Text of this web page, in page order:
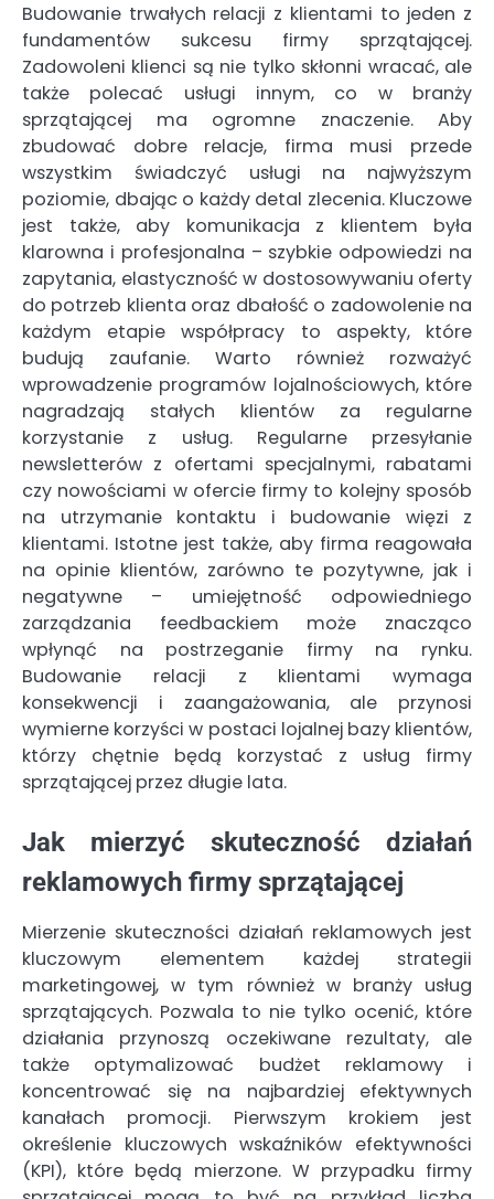
Budowanie trwałych relacji z klientami to jeden z
fundamentów sukcesu firmy sprzątającej.
Zadowoleni klienci są nie tylko skłonni wracać, ale
także polecać usługi innym, co w branży
sprzątającej ma ogromne znaczenie. Aby
zbudować dobre relacje, firma musi przede
wszystkim świadczyć usługi na najwyższym
poziomie, dbając o każdy detal zlecenia. Kluczowe
jest także, aby komunikacja z klientem była
klarowna i profesjonalna – szybkie odpowiedzi na
zapytania, elastyczność w dostosowywaniu oferty
do potrzeb klienta oraz dbałość o zadowolenie na
każdym etapie współpracy to aspekty, które
budują zaufanie. Warto również rozważyć
wprowadzenie programów lojalnościowych, które
nagradzają stałych klientów za regularne
korzystanie z usług. Regularne przesyłanie
newsletterów z ofertami specjalnymi, rabatami
czy nowościami w ofercie firmy to kolejny sposób
na utrzymanie kontaktu i budowanie więzi z
klientami. Istotne jest także, aby firma reagowała
na opinie klientów, zarówno te pozytywne, jak i
negatywne – umiejętność odpowiedniego
zarządzania feedbackiem może znacząco
wpłynąć na postrzeganie firmy na rynku.
Budowanie relacji z klientami wymaga
konsekwencji i zaangażowania, ale przynosi
wymierne korzyści w postaci lojalnej bazy klientów,
którzy chętnie będą korzystać z usług firmy
sprzątającej przez długie lata.
Jak mierzyć skuteczność działań
reklamowych firmy sprzątającej
Mierzenie skuteczności działań reklamowych jest
kluczowym elementem każdej strategii
marketingowej, w tym również w branży usług
sprzątających. Pozwala to nie tylko ocenić, które
działania przynoszą oczekiwane rezultaty, ale
także optymalizować budżet reklamowy i
koncentrować się na najbardziej efektywnych
kanałach promocji. Pierwszym krokiem jest
określenie kluczowych wskaźników efektywności
(KPI), które będą mierzone. W przypadku firmy